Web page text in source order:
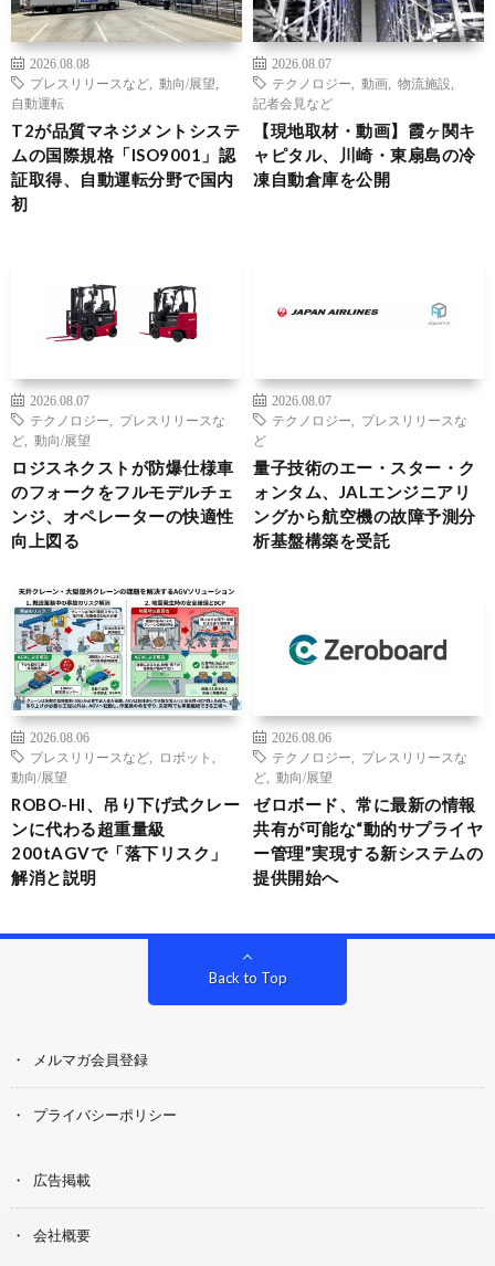
2026.08.08
プレスリリースなど
動向/展望
自動運転
T2が品質マネジメントシステ
ムの国際規格「ISO9001」認
証取得、自動運転分野で国内
初
2026.08.07
テクノロジー
動画 物流施設
記者会見など
【現地取材・動画】霞ヶ関キ
ャピタル、川崎・東扇島の冷
凍自動倉庫を公開
2026.08.07
テクノロジー
プレスリリースな
ど
動向/展望
ロジスネクストが防爆仕様車
のフォークをフルモデルチェ
ンジ、オペレーターの快適性
向上図る
2026.08.07
テクノロジー
プレスリリースな
ど
量子技術のエー・スター・ク
ォンタム、JALエンジニアリ
ングから航空機の故障予測分
析基盤構築を受託
2026.08.06
プレスリリースなど
ロボット
動向/展望
ROBO-HI、吊り下げ式クレー
ンに代わる超重量級
200tAGVで「落下リスク」
解消と説明
2026.08.06
テクノロジー
プレスリリースな
ど
動向/展望
ゼロボード、常に最新の情報
共有が可能な“動的サプライヤ
ー管理”実現する新システムの
提供開始へ
Back to Top
メルマガ会員登録
プライバシーポリシー
広告掲載
会社概要